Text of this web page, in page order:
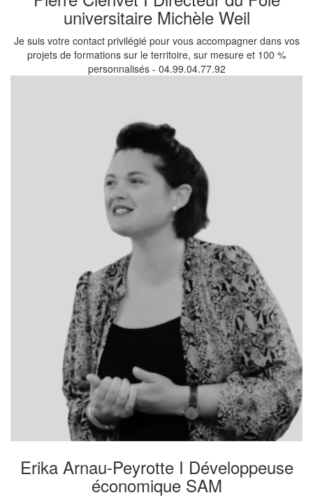
universitaire Michèle Weil
Je suis votre contact privilégié pour vous accompagner dans vos
projets de formations sur le territoire, sur mesure et 100 %
personnalisés - 04.99.04.77.92
Erika Arnau-Peyrotte I Développeuse
économique SAM